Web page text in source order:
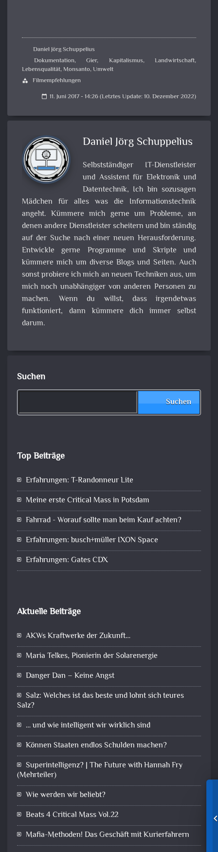
Daniel Jörg Schuppelius
Dokumentation,Gier, Kapitalismus,Landwirtschaft,
Lebensqualität, Monsanto,Umwelt
category Filmempfehlungen
calendar_today 11. Juni 2017 - 14:26 (Letztes Update: 10. Dezember 2022)
Daniel Jörg Schuppelius
Selbstständiger IT-Dienstleister
und Assistent für Elektronik und
Datentechnik, Ich bin sozusagen
Mädchen für alles was die Informationstechnik
angeht. Kümmere mich gerne um Probleme, an
denen andere Dienstleister scheitern und bin ständig
auf der Suche nach einer neuen Herausforderung.
Entwickle gerne Programme und Skripte und
kümmere mich um diverse Blogs und Seiten. Auch
sonst probiere ich mich an neuen Techniken aus, um
mich noch unabhängiger von anderen Personen zu
machen. Wenn du willst, dass irgendetwas
funktioniert, dann kümmere dich immer selbst
darum.
Suchen
Suchen
Top Beiträge
Erfahrungen: T-Randonneur Lite
Meine erste Critical Mass in Potsdam
Fahrrad - Worauf sollte man beim Kauf achten?
Erfahrungen: busch+müller IXON Space
Erfahrungen: Gates CDX
Aktuelle Beiträge
AKWs Kraftwerke der Zukunft…
Maria Telkes, Pionierin der Solarenergie
Danger Dan – Keine Angst
Salz: Welches ist das beste und lohnt sich teures
Salz?
… und wie intelligent wir wirklich sind
Können Staaten endlos Schulden machen?
Superintelligenz? | The Future with Hannah Fry
(Mehrteiler)
Wie werden wir beliebt?
Beats 4 Critical Mass Vol.22
Mafia-Methoden! Das Geschäft mit Kurierfahrern